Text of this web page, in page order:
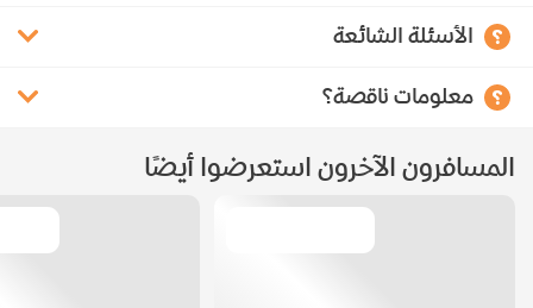
الأسئلة الشائعة
معلومات ناقصة؟
المسافرون الآخرون استعرضوا أيضًا